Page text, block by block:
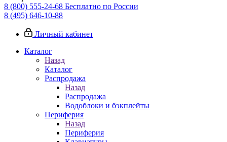
8 (800) 555-24-68 Бесплатно по России
8 (495) 646-10-88
Личный кабинет
Каталог
Назад
Каталог
Распродажа
Назад
Распродажа
Водоблоки и бэкплейты
Периферия
Назад
Периферия